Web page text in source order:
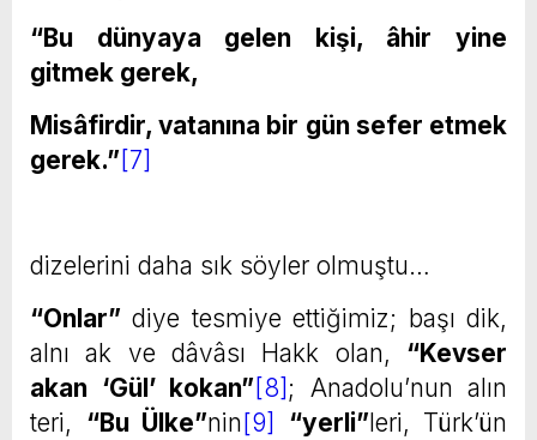
“Bu dünyaya gelen kişi, âhir yine
gitmek gerek,
Misâfirdir, vatanına bir gün sefer etmek
gerek.” [7]
dizelerini daha sık söyler olmuştu…
“Onlar” diye tesmiye ettiğimiz; başı dik,
alnı ak ve dâvâsı Hakk olan, “Kevser
akan ‘Gül’ kokan” [8] ; Anadolu’nun alın
teri, “Bu Ülke”nin[9] “yerli”leri, Türk’ün